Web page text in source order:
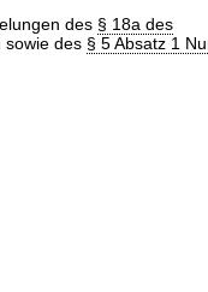
des § 18a des
sowie des § 5 Absatz 1